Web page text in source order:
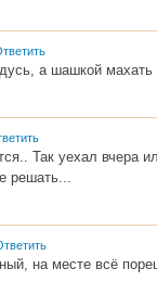
а шашкой махать
Так уехал вчера
решать...
на месте всё